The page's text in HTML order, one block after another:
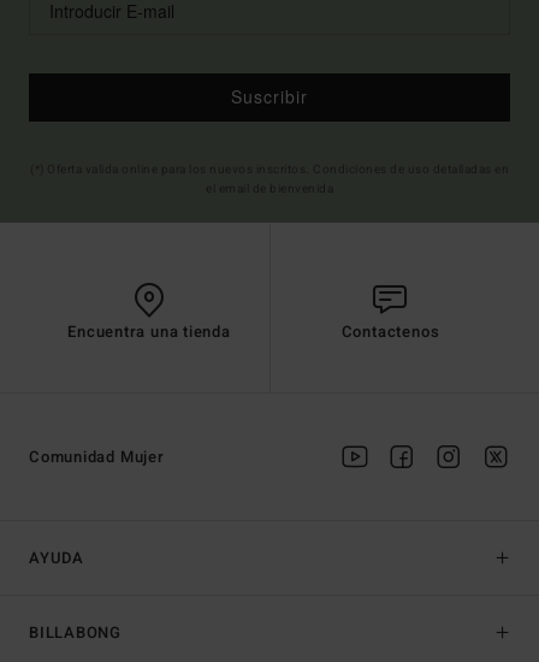
Suscribir
Encuentra una tienda Contactenos
AYUDA
BILLABONG
Comunidad Mujer